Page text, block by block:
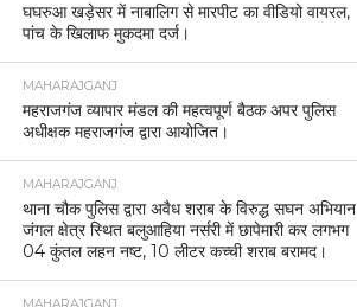
घघरुआ खड़ेसर में नाबालिग से मारपीट का वीडियो वायरल,
पांच के खिलाफ मुकदमा दर्ज।
MAHARAJGANJ
महराजगंज व्यापार मंडल की महत्वपूर्ण बैठक अपर पुलिस
अधीक्षक महराजगंज द्वारा आयोजित।
MAHARAJGANJ
थाना चौक पुलिस द्वारा अवैध शराब के विरुद्ध सघन अभियान
जंगल क्षेत्र स्थित बलुआहिया नर्सरी में छापेमारी कर लगभग
04 कुंतल लहन नष्ट, 10 लीटर कच्ची शराब बरामद।